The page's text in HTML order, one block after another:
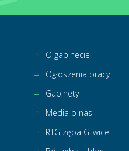
O gabinecie
Ogłoszenia pracy
Gabinety
Media o nas
RTG zęba Gliwice